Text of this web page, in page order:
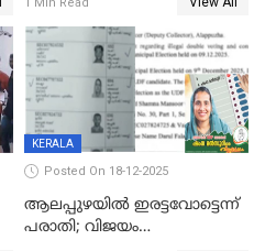
കോടി രൂപ
KERALA
Posted On 18-12-2025
ആലപ്പുഴയിൽ ഇരട്ടവോട്ടെന്ന്
പരാതി; വിജയം